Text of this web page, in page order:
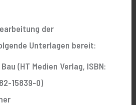
der
Unterlagen bereit:
(HT Medien Verlag, ISBN:
15839-0)